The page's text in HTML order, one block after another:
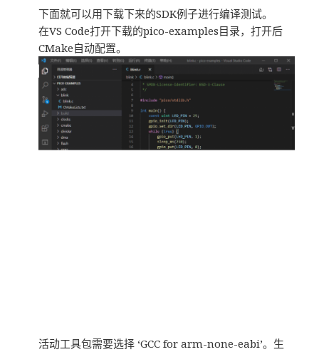
下面就可以用下载下来的SDK例子进行编译测试。
在VS Code打开下载的pico-examples目录，打开后
CMake自动配置。
活动工具包需要选择 ‘GCC for arm-none-eabi’。生